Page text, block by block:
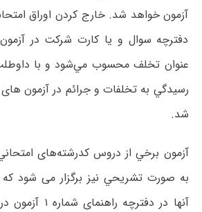
آزﻣﻮن ﺧﻮاﻫﺪ ﺷﺪ. ﺧﺎرج کردن اوراق
دﻓﺘﺮﭼﻪ ﺳﻮال و ﻳﺎ ﻛﺎرت ﺷﺮﻛﺖ در
ﻋﻨﻮان ﺗﺨﻠﻒ ﻣﺤﺴﻮب ﻣﻲﺷﻮد و ﺑﺎ
رﺳﻴﺪﮔﻲ ﺑﻪ ﺗﺨﻠﻔﺎت و ﺟﺮاﺋﻢ در آزﻣﻮن
ﺷﺪ.
ﺑﻪ ﺻﻮرت ﺗﺸﺮﻳﺤﻲ ﻧﻴﺰ ﺑﺮﮔﺰار می شود
آﻧﻬﺎ در دﻓﺘﺮﭼﻪ